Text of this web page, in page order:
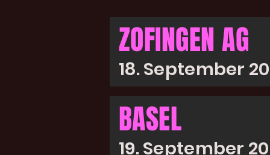
ZOFINGEN AG
18. September
BASEL
19. September